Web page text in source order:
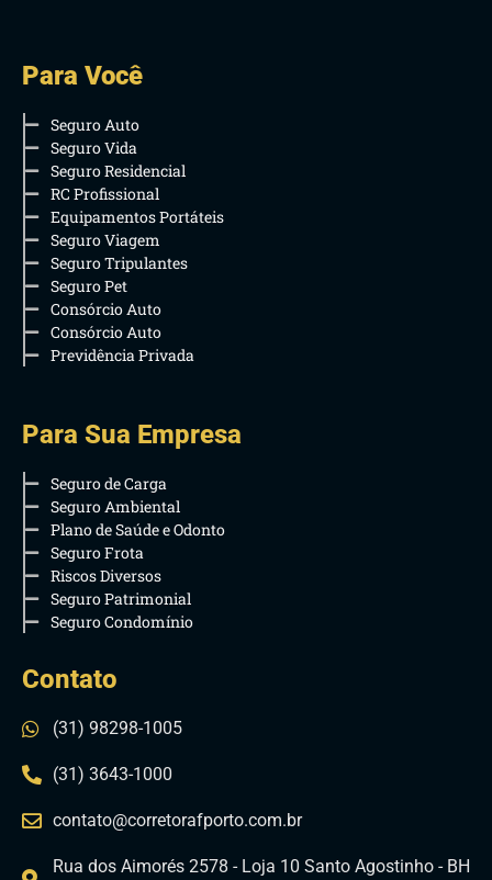
Para Você
Seguro Auto
Seguro Vida
Seguro Residencial
RC Profissional
Equipamentos Portáteis
Seguro Viagem
Seguro Tripulantes
Seguro Pet
Consórcio Auto
Consórcio Auto
Previdência Privada
Para Sua Empresa
Seguro de Carga
Seguro Ambiental
Plano de Saúde e Odonto
Seguro Frota
Riscos Diversos
Seguro Patrimonial
Seguro Condomínio
Contato
(31) 98298-1005
(31) 3643-1000
contato@corretorafporto.com.br
Rua dos Aimorés 2578 - Loja 10 Santo Agostinho - BH